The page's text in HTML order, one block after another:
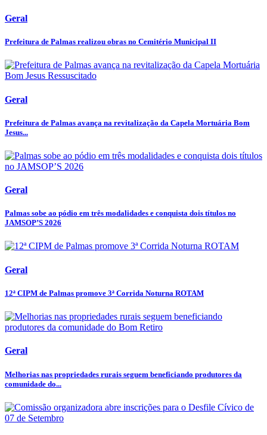
Geral
Prefeitura de Palmas realizou obras no Cemitério Municipal II
Geral
Prefeitura de Palmas avança na revitalização da Capela Mortuária Bom
Jesus...
Geral
Palmas sobe ao pódio em três modalidades e conquista dois títulos no
JAMSOP’S 2026
Geral
12ª CIPM de Palmas promove 3ª Corrida Noturna ROTAM
Geral
Melhorias nas propriedades rurais seguem beneficiando produtores da
comunidade do...